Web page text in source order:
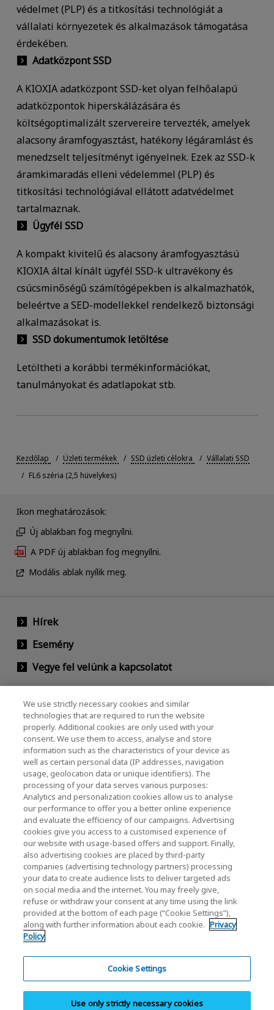
védelmet (PLP) és a titkosítási technológiát a
vállalati környezetek és alkalmazások támogatása
érdekében.
Adatközpont SSD
A KIOXIA adatközpont SSD-ket olyan felhőalapú
adatközpontok hiperskálázására és
költségoptimalizált szervereire tervezték, amelyek
alacsony áramfogyasztást, hatékony légáramlást és
menedzselt teljesítményt igényelnek. Ezek az SSD-k
áramkimaradás elleni védelemmel (PLP) és
titkosítási technológiával ellátott adatvédelmet
tartalmaznak.
Ügyfél SSD
A kompakt kivitelű és alacsony áramfogyasztású
KIOXIA által kínált ügyfél SSD-k ultravékony és
csúcsminőségű számítógépekben is alkalmazhatók,
beleértve a SED-modellekkel rendelkező biztonsági
alkalmazásokat is.
SSD dokumentumok letöltése
Letöltheti a korábbi termékinformációkat,
tanulmányokat és adatlapokat stb.
Kezdőlap Üzleti termékek SSD üzleti célokra
Vállalati SSD
FL6 széria (2,5 hüvelykes)
Ikon meghatározások:
Új ablakban fog megnyílni.
A PDF új ablakban fog megnyílni.
Modális ablak nyílik meg.
Hírek
Esemény
Vegye fel velünk a kapcsolatot
KIOXIA Holdings Corporation (Vállalati /
Befektetői Kapcsolatok)
KIOXIA Holdings Corporation Home
Befektetői kapcsolatok
Adatvédelmi szabályzat
Cookie Settings
Felhasználási feltételek
Védjegyek
Bejelentő rendszer
We use strictly necessary cookies and similar
technologies that are required to run the website
properly. Additional cookies are only used with your
consent. We use them to access, analyse and store
information such as the characteristics of your device as
well as certain personal data (IP addresses, navigation
usage, geolocation data or unique identifiers). The
processing of your data serves various purposes:
Analytics and personalization cookies allow us to analyse
our performance to offer you a better online experience
and evaluate the efficiency of our campaigns. Advertising
cookies give you access to a customised experience of
our website with usage-based offers and support. Finally,
also advertising cookies are placed by third-party
companies (advertising technology partners) processing
your data to create audience lists to deliver targeted ads
on social media and the internet. You may freely give,
refuse or withdraw your consent at any time using the link
provided at the bottom of each page (“Cookie Settings”),
along with further information about each cookie. Privacy
Policy
Cookie Settings
Use only strictly necessary cookies